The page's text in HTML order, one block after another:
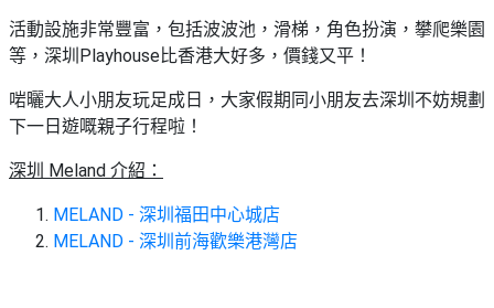
色
蛋
糕
花
束
花
藝
朋
友
聚
會
慶
生
日
略
活
動
攻
會
員
計
去
處
#
美
親
子
活動設施非常豐富，包括波波池，滑梯，角色扮演，攀爬樂園
等，深圳Playhouse比香港大好多，價錢又平！
啱曬大人小朋友玩足成日，大家假期同小朋友去深圳不妨規劃
下一日遊嘅親子行程啦！
深圳 Meland 介紹：
MELAND - 深圳福田中心城店
MELAND - 深圳前海歡樂港灣店